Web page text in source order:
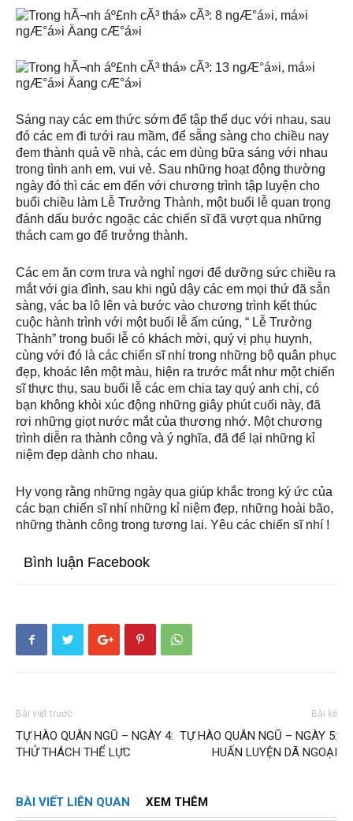
Sáng nay các em thức sớm để tập thể dục với nhau, sau
đó các em đi tưới rau mầm, để sẵng sàng cho chiều nay
đem thành quả về nhà, các em dùng bữa sáng với nhau
trong tình anh em, vui vẻ. Sau những hoạt động thường
ngày đó thì các em đến với chương trình tập luyện cho
buổi chiều làm Lễ Trưởng Thành, một buổi lễ quan trọng
đánh dấu bước ngoặc các chiến sĩ đã vượt qua những
thách cam go để trưởng thành.
Các em ăn cơm trưa và nghỉ ngơi để dưỡng sức chiều ra
mắt với gia đình, sau khi ngủ dậy các em mọi thứ đã sẵn
sàng, vác ba lô lên và bước vào chương trình kết thúc
cuộc hành trình với một buổi lễ ấm cúng, “ Lễ Trưởng
Thành” trong buổi lễ có khách mời, quý vị phụ huynh,
cùng với đó là các chiến sĩ nhí trong những bộ quân phục
đẹp, khoác lên một màu, hiện ra trước mắt như một chiến
sĩ thực thụ, sau buổi lễ các em chia tay quý anh chị, có
bạn không khỏi xúc động những giây phút cuối này, đã
rơi những giọt nước mắt của thương nhớ. Một chương
trình diễn ra thành công và ý nghĩa, đã để lại những kỉ
niệm đẹp dành cho nhau.
Hy vọng rằng những ngày qua giúp khắc trong ký ức của
các bạn chiến sĩ nhí những kỉ niệm đẹp, những hoài bão,
những thành công trong tương lai. Yêu các chiến sĩ nhí !
Bình luận Facebook
Bài viết trước
TỰ HÀO QUÂN NGŨ – NGÀY 4:
THỬ THÁCH THỂ LỰC
Bài kế
TỰ HÀO QUÂN NGŨ – NGÀY 5:
HUẤN LUYỆN DÃ NGOẠI
BÀI VIẾT LIÊN QUAN XEM THÊM